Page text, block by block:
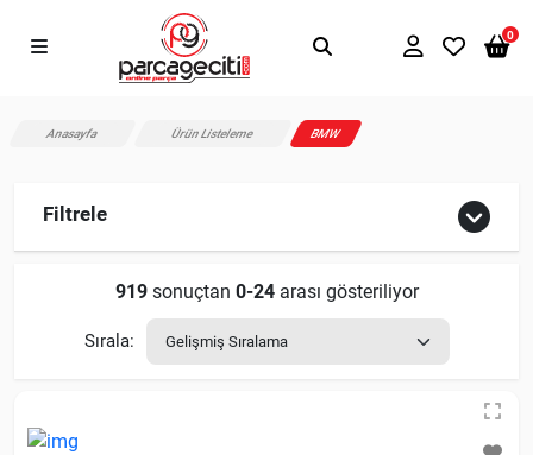
0
Anasayfa Ürün Listeleme BMW
Filtrele
919sonuçtan 0-24arası gösteriliyor
Sırala: